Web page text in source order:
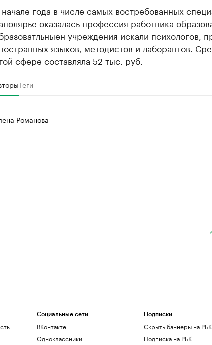
года в числе самых востребованных
оказаласьпрофессия работника
учреждения искали психологов,
языков, методистов и лаборантов.
сфере составляла 52 тыс. руб.
Теги
Романова
Социальные сети
ВКонтакте
Одноклассники
Подписки
Скрыть баннеры на РБК
Подписка на РБК